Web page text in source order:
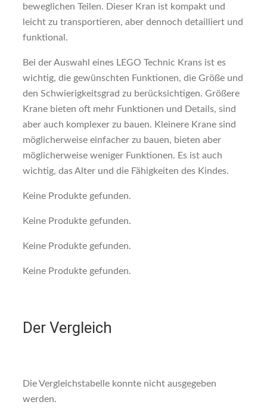
beweglichen Teilen. Dieser Kran ist kompakt und
leicht zu transportieren, aber dennoch detailliert und
funktional.
Bei der Auswahl eines LEGO Technic Krans ist es
wichtig, die gewünschten Funktionen, die Größe und
den Schwierigkeitsgrad zu berücksichtigen. Größere
Krane bieten oft mehr Funktionen und Details, sind
aber auch komplexer zu bauen. Kleinere Krane sind
möglicherweise einfacher zu bauen, bieten aber
möglicherweise weniger Funktionen. Es ist auch
wichtig, das Alter und die Fähigkeiten des Kindes.
Keine Produkte gefunden.
Keine Produkte gefunden.
Keine Produkte gefunden.
Keine Produkte gefunden.
Der Vergleich
Die Vergleichstabelle konnte nicht ausgegeben
werden.